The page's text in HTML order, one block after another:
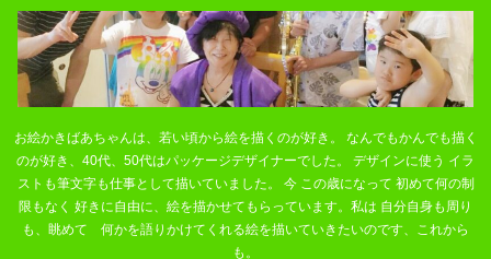
お絵かきばあちゃんは、若い頃から絵を描くのが好き。 なんでもかんでも描く
のが好き、40代、50代はパッケージデザイナーでした。 デザインに使う イラ
ストも筆文字も仕事として描いていました。 今 この歳になって 初めて何の制
限もなく 好きに自由に、絵を描かせてもらっています。私は 自分自身も周り
も、眺めて 何かを語りかけてくれる絵を描いていきたいのです、これから
も。